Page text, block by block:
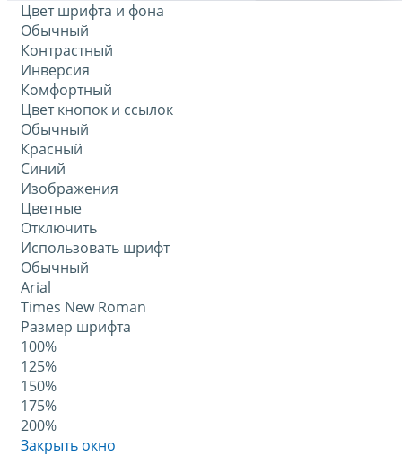
Цвет шрифта и фона
Обычный
Контрастный
Инверсия
Комфортный
Цвет кнопок и ссылок
Обычный
Красный
Синий
Изображения
Цветные
Отключить
Использовать шрифт
Обычный
Arial
Times New Roman
Размер шрифта
100%
125%
150%
175%
200%
Закрыть окно